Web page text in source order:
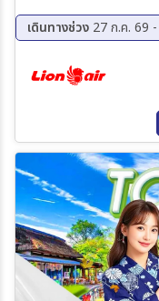
วัดนาริตะซัน-มิตซุยเอ้าท์
นาริตะ
เดินทางช่วง 27 ก.ค. 69
10 ส.ค. 69 - 14 ต.ค. 69
12 ส.ค. 69 - 16 ส.ค. 69
21 ส.ค. 69 - 25 ส.ค. 69
24 ส.ค. 69 - 28 ส.ค. 69
26 ส.ค. 69 - 30 ส.ค. 69
29 ส.ค. 69 - 02 ก.ย. 69
01 ก.ย. 69 - 05 ก.ย. 69
04 ก.ย. 69 - 08 ก.ย. 69
07 ก.ย. 69 - 11 ก.ย. 69
09 ก.ย. 69 - 13 ก.ย. 69